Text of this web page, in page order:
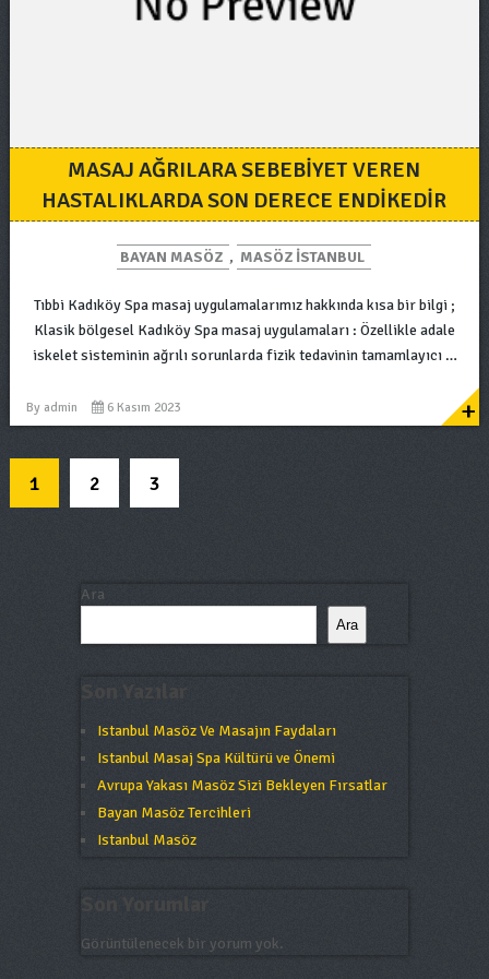
MASAJ AĞRILARA SEBEBIYET VEREN
HASTALIKLARDA SON DERECE ENDIKEDIR
BAYAN MASÖZ , MASÖZ ISTANBUL
Tıbbi Kadıköy Spa masaj uygulamalarımız hakkında kısa bir bilgi ;
Klasik bölgesel Kadıköy Spa masaj uygulamaları : Özellikle adale
iskelet sisteminin ağrılı sorunlarda fizik tedavinin tamamlayıcı …
By admin 6 Kasım 2023 +
1 2 3
Ara
Ara
Istanbul Masöz Ve Masajın Faydaları
Istanbul Masaj Spa Kültürü ve Önemi
Avrupa Yakası Masöz Sizi Bekleyen Fırsatlar
Bayan Masöz Tercihleri
Istanbul Masöz
Görüntülenecek bir yorum yok.